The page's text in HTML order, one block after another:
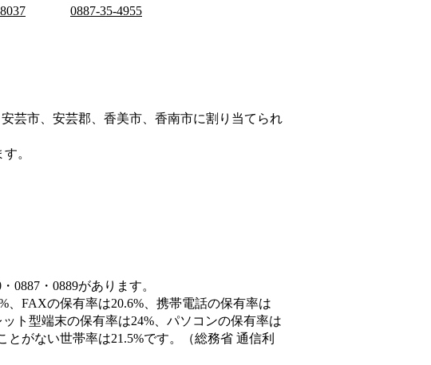
0887-35-4955
芸市、安芸郡、香美市、香南市に割り当てられ
。
0887・0889があります。
、FAXの保有率は20.6%、携帯電話の保有率は
ト型端末の保有率は24%、パソコンの保有率は
がない世帯率は21.5%です。（総務省 通信利